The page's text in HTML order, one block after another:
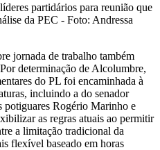
partidários para reunião que
da PEC - Foto: Andressa
jornada de trabalho também
determinação de Alcolumbre,
do PL foi encaminhada à
incluindo a do senador
potiguares Rogério Marinho e
as regras atuais ao permitir
a limitação tradicional da
flexível baseado em horas